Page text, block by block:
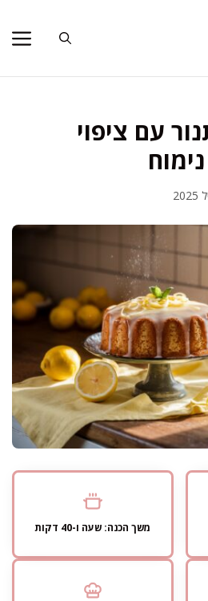
עם ציפוי
משך הכנה: שעה ו-40 דקות